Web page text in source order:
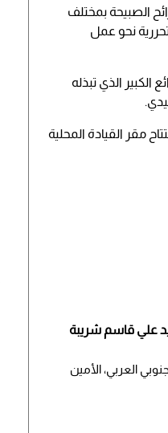
الصبيحة بمختلف
نحو عمل
الذي تبذله
مقر القيادة المحلية
علي قاسم شريبة
العربي، الأمين